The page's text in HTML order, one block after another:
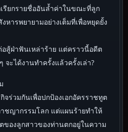
รียกรายชื่ออันล้ำค่าในขณะที่ลูก
ารพยายามอย่างเต็มที่เพื่อหยุดยั้ง
อสู้ฝ่าฟันเหล่าร้าย แต่คราวนี้อดีต
ะได้งานทำครั้งแล้วครั้งเล่า?
จร่วมกันเพื่อปกป้องเอกอัครราชทูต
ชญากรรมโลก แต่แผนร้ายทำให้
ของลูกสาวของท่านตกอยู่ในความ